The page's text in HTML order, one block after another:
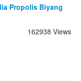
Propolis Biyang
162938 Views